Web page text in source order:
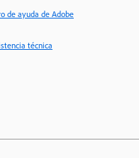
de ayuda de Adobe
técnica